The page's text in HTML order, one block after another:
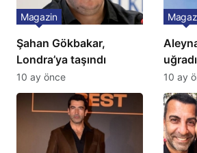
Şahan Gökbakar,
Londra’ya taşındı
Magazin
10 ay önce
uğradı
10 ay